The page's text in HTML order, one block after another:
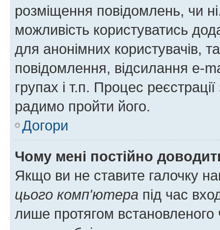
розміщення повідомлень, чи
можливість користуватись
для анонімних користувачів,
повідомлення, відсилання e-
групах і т.п. Процес
радимо пройти його.
Догори
Чому мені постійно
Якщо ви не ставите галочку
цього комп'ютера під час
лише протягом встановленого